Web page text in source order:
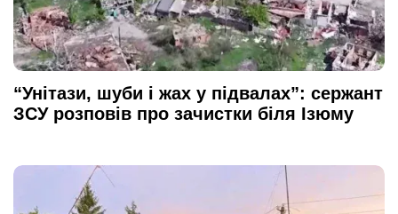
“Унітази, шуби і жах у підвалах”: сержант
ЗСУ розповів про зачистки біля Ізюму